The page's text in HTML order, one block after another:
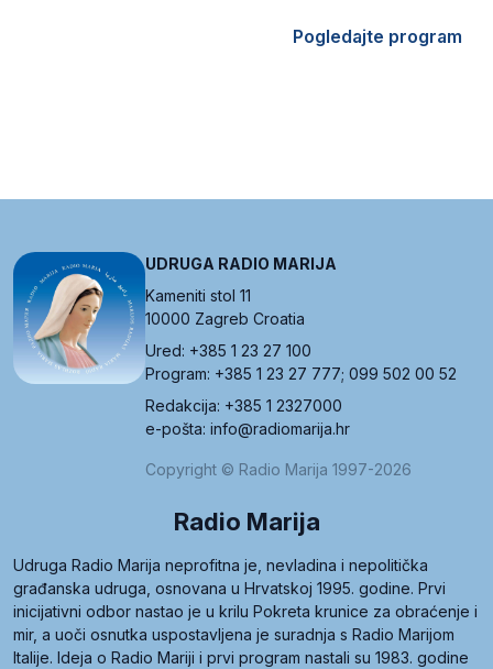
Pogledajte program
UDRUGA RADIO MARIJA
Kameniti stol 11
10000 Zagreb Croatia
Ured: +385 1 23 27 100
Program: +385 1 23 27 777; 099 502 00 52
Redakcija: +385 1 2327000
e-pošta: info@radiomarija.hr
Copyright © Radio Marija 1997-2026
Radio Marija
Udruga Radio Marija neprofitna je, nevladina i nepolitička
građanska udruga, osnovana u Hrvatskoj 1995. godine. Prvi
inicijativni odbor nastao je u krilu Pokreta krunice za obraćenje i
mir, a uoči osnutka uspostavljena je suradnja s Radio Marijom
Italije. Ideja o Radio Mariji i prvi program nastali su 1983. godine